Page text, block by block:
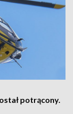
potrącony.